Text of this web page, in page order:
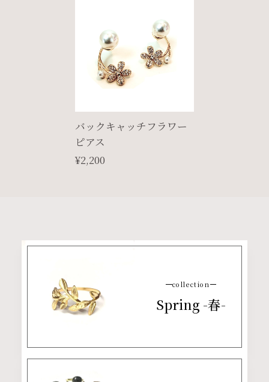
バックキャッチフラワー
ピアス
¥2,200
collection
Spring -春-